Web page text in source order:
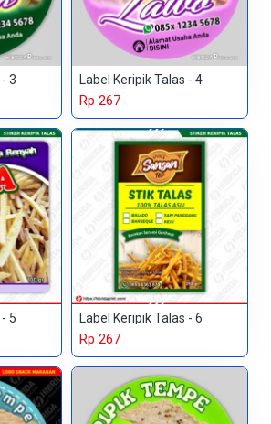
3 Label Keripik Talas - 4
Rp 267
5 Label Keripik Talas - 6
Rp 267